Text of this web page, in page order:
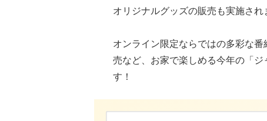
オリジナルグッズの販売も実施され
オンライン限定ならではの多彩な
売など、お家で楽しめる今年の「
す！